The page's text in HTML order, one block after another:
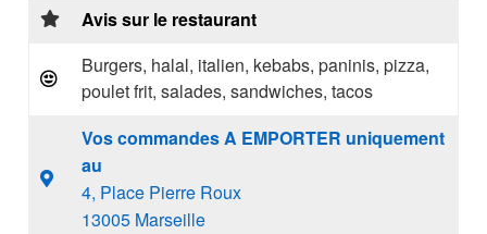
Avis sur le restaurant
Burgers, halal, italien, kebabs, paninis, pizza,
poulet frit, salades, sandwiches, tacos
Vos commandes A EMPORTER uniquement
au
4, Place Pierre Roux
13005 Marseille